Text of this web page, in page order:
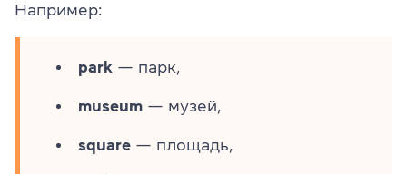
Например:
park — парк,
museum — музей,
square — площадь,